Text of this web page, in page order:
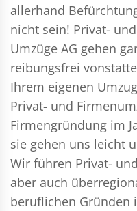
allerhand
nicht sein! Privat-
Umzüge AG gehen
reibungsfrei
Ihrem eigenen
Privat- und
Firmengründung im
sie gehen uns leicht
Wir führen Privat-
aber auch
beruflichen Gründen